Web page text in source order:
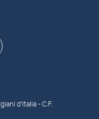
d’Italia- C.F.